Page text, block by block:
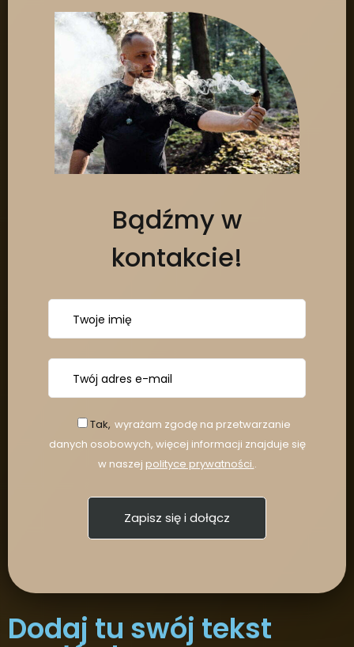
Bądźmy w
kontakcie!
Tak, wyrażam zgodę na przetwarzanie
danych osobowych, więcej informacji znajduje się
w naszej polityce prywatności..
Dodaj tu swój tekst